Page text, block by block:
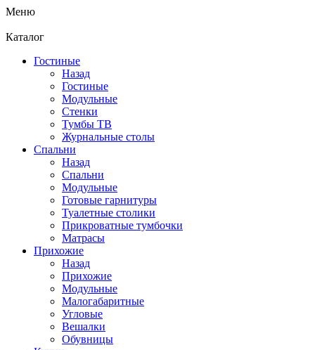
Меню
Каталог
Гостиные
Назад
Гостиные
Модульные
Стенки
Тумбы ТВ
Журнальные столы
Спальни
Назад
Спальни
Модульные
Готовые гарнитуры
Туалетные столики
Прикроватные тумбочки
Матрасы
Прихожие
Назад
Прихожие
Модульные
Малогабаритные
Угловые
Вешалки
Обувницы